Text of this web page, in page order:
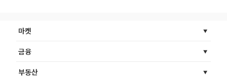
마켓
금융
부동산